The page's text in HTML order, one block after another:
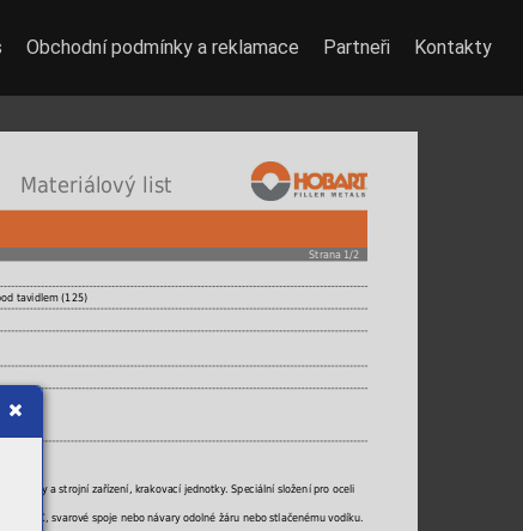
Materiálový list
Strana 1/2
tavidlem (125)
turbíny a strojní zařízení, krakovací jednotky. Speciální složení pro oceli
600°C, svarové spoje nebo návary odolné žáru nebo stlačenému vodíku.
Obchodní podmínky a reklamace Partneři Kontakty